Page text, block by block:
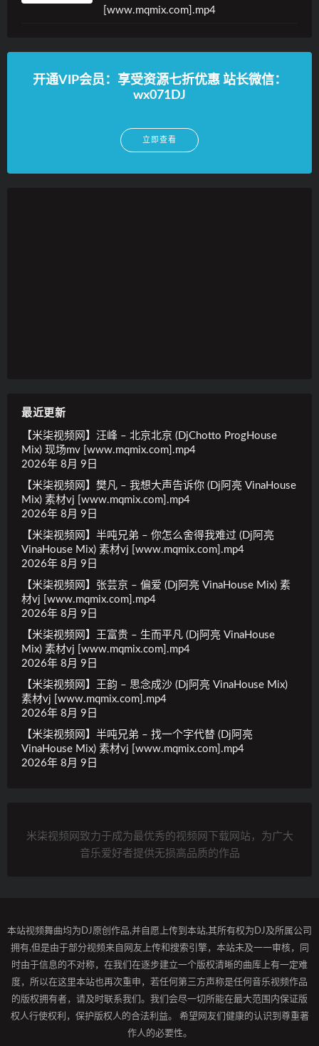
[www.mqmix.com].mp4
开通VIP会员：享受资源七折优惠 站长微信：
wx071DJ
立即查看
最近更新
【米柒视频网】汪峰 – 北京北京 (DjChotto ProgHouse
Mix) 现场mv [www.mqmix.com].mp4
2026年 8月 9日
【米柒视频网】樊凡 – 我想大声告诉你 (Dj阿亮 VinaHouse
Mix) 素材vj [www.mqmix.com].mp4
2026年 8月 9日
【米柒视频网】半吨兄弟 – 你怎么舍得我难过 (Dj阿亮
VinaHouse Mix) 素材vj [www.mqmix.com].mp4
2026年 8月 9日
【米柒视频网】张芸京 – 偏爱 (Dj阿亮 VinaHouse Mix) 素
材vj [www.mqmix.com].mp4
2026年 8月 9日
【米柒视频网】王富贵 – 生而平凡 (Dj阿亮 VinaHouse
Mix) 素材vj [www.mqmix.com].mp4
2026年 8月 9日
【米柒视频网】王韵 – 思念成沙 (Dj阿亮 VinaHouse Mix)
素材vj [www.mqmix.com].mp4
2026年 8月 9日
【米柒视频网】半吨兄弟 – 找一个字代替 (Dj阿亮
VinaHouse Mix) 素材vj [www.mqmix.com].mp4
2026年 8月 9日
米柒视频网致力于成为最优秀的视频网下载网站，为广大
音乐爱好者提供无损高品质的作品
本站视频舞曲均为DJ原创作品,并自愿上传到本站,其所有权为DJ及所属公司
拥有,但是由于部分视频来自网友上传和搜索引擎，本站未及一一审核，同
时由于信息的不对称，在我们在逐步建立一个版权清晰的曲库上有一定难
度，所以在这里本站也再次重申，若任何第三方声称是任何音乐视频作品
的版权拥有者，请及时联系我们。我们会尽一切所能在最大范围内保证版
权人行使权利，保护版权人的合法利益。 希望网友们健康的认识到尊重著
作人的必要性。